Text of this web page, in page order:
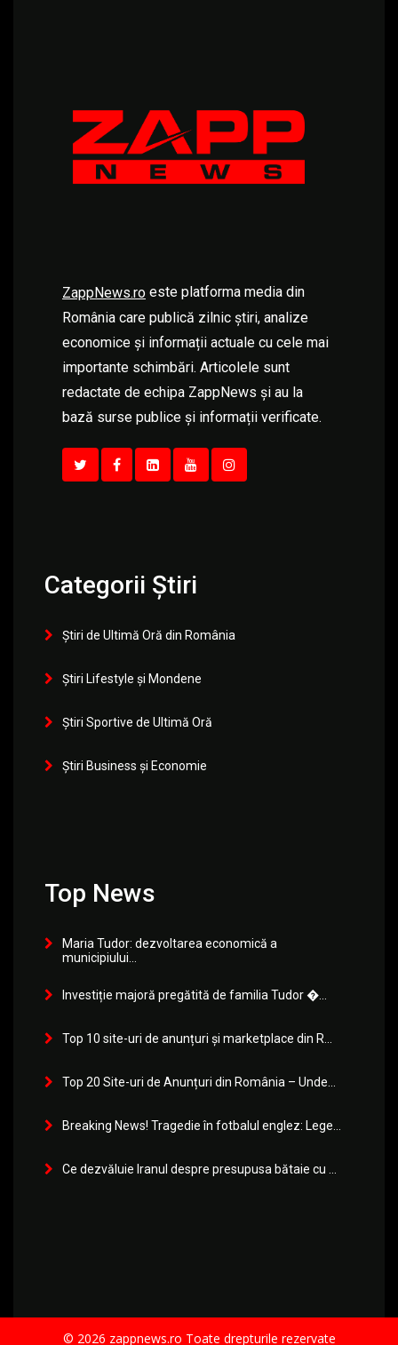
ZappNews.ro este platforma media din
România care publică zilnic știri, analize
economice și informații actuale cu cele mai
importante schimbări. Articolele sunt
redactate de echipa ZappNews și au la
bază surse publice și informații verificate.
Categorii Știri
Știri de Ultimă Oră din România
Știri Lifestyle și Mondene
Știri Sportive de Ultimă Oră
Știri Business și Economie
Top News
Maria Tudor: dezvoltarea economică a
municipiului...
Investiție majoră pregătită de familia Tudor �...
Top 10 site-uri de anunțuri și marketplace din R...
Top 20 Site-uri de Anunțuri din România – Unde...
Breaking News! Tragedie în fotbalul englez: Lege...
Ce dezvăluie Iranul despre presupusa bătaie cu ...
© 2026 zappnews.ro Toate drepturile rezervate